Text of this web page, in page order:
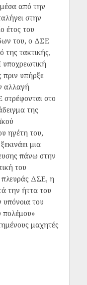
από την
στην
έτος του
του, ο ΔΣΕ
της τακτικής,
υποχρεωτική
πριν υπήρξε
αλλαγή
στο
της
ηγέτη του,
μια
πάνω στην
του
πλευράς ΔΣΕ, η
την ήττα του
του
πολέμου»
μαχητές